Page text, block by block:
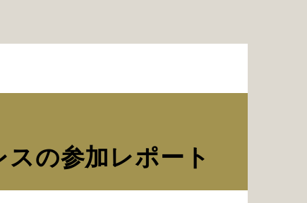
の参加レポート